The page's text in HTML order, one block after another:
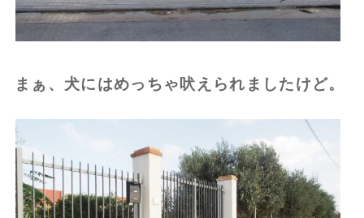
まぁ、犬にはめっちゃ吠えられましたけど。